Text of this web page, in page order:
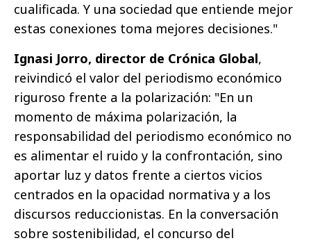
cualificada. Y una sociedad que entiende mejor
estas conexiones toma mejores decisiones."
Ignasi Jorro, director de Crónica Global,
reivindicó el valor del periodismo económico
riguroso frente a la polarización: "En un
momento de máxima polarización, la
responsabilidad del periodismo económico no
es alimentar el ruido y la confrontación, sino
aportar luz y datos frente a ciertos vicios
centrados en la opacidad normativa y a los
discursos reduccionistas. En la conversación
sobre sostenibilidad, el concurso del